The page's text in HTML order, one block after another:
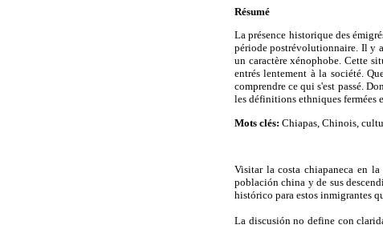
Résumé
La présence historique des
période postrévolutionnaire. Il y
un caractère xénophobe. Cette
entrés lentement à la société.
comprendre ce qui s'est passé.
les définitions ethniques fermées
Mots clés: Chiapas, Chinois,
Visitar la costa chiapaneca en
población china y de sus
histórico para estos inmigrantes
La discusión no define con